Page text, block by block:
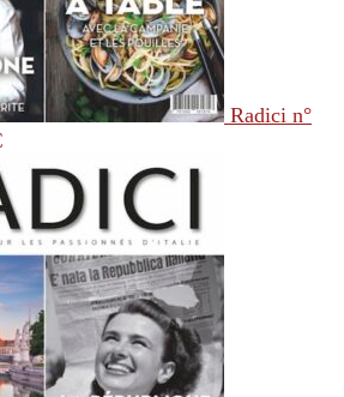
Radici n°